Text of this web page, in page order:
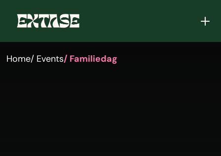
Home/ Events/ Familiedag